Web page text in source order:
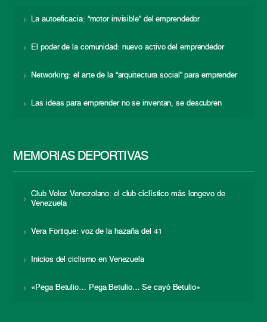
La autoeficacia: “motor invisible” del emprendedor
El poder de la comunidad: nuevo activo del emprendedor
Networking: el arte de la “arquitectura social” para emprender
Las ideas para emprender no se inventan, se descubren
MEMORIAS DEPORTIVAS
Club Veloz Venezolano: el club ciclístico más longevo de
Venezuela
Vera Fortique: voz de la hazaña del 41
Inicios del ciclismo en Venezuela
«Pega Betulio… Pega Betulio… Se cayó Betulio»